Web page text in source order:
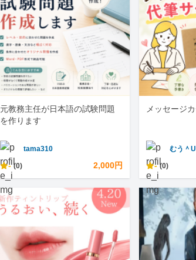
元教務主任が日本語の試験問題
を作ります
tama310
- (0) 2,000円
メッセージ
むう＾U
- (0)